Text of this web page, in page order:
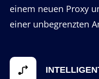
einem neuen Proxy
einer unbegrenzten